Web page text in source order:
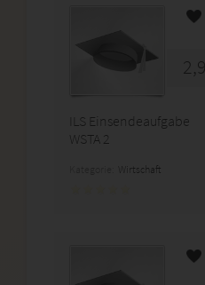
ILS Einsendeaufgabe
WSTA 2
Wirtschaft